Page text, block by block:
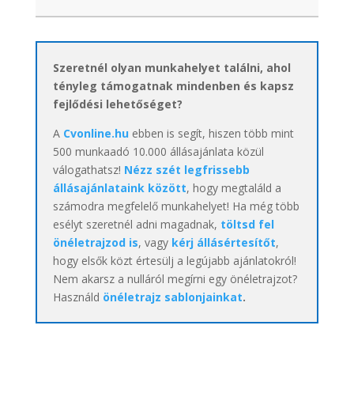
Szeretnél olyan munkahelyet találni, ahol
tényleg támogatnak mindenben és kapsz
fejlődési lehetőséget?
A Cvonline.huebben is segít, hiszen több mint
500 munkaadó 10.000 állásajánlata közül
válogathatsz! Nézz szét legfrissebb
állásajánlataink között, hogy megtaláld a
számodra megfelelő munkahelyet! Ha még több
esélyt szeretnél adni magadnak, töltsd fel
önéletrajzod is, vagy kérj állásértesítőt,
hogy elsők közt értesülj a legújabb ajánlatokról!
Nem akarsz a nulláról megírni egy önéletrajzot?
Használd önéletrajz sablonjainkat.